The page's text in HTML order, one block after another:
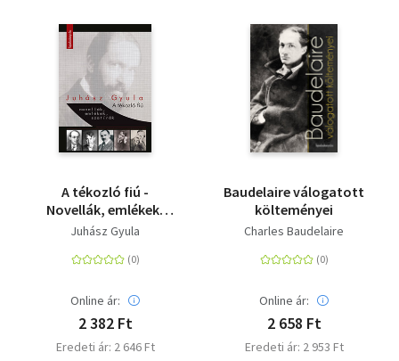
A tékozló fiú -
Novellák, emlékek,
szatírák
Juhász Gyula
Online ár:
2 382 Ft
Eredeti ár: 2 646 Ft
Baudelaire válogatott
költeményei
Charles Baudelaire
Online ár:
2 658 Ft
Eredeti ár: 2 953 Ft